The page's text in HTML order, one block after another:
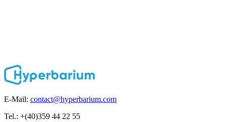
E-Mail: contact@hyperbarium.com
Tel.: +(40)359 44 22 55